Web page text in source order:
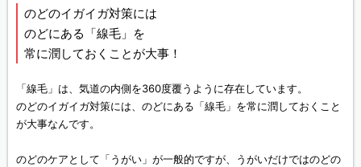
のどのイガイガ対策には
のどにある「線毛」を
常に潤しておくことが大事！
「線毛」は、気道の内側を360度覆うように存在しています。
のどのイガイガ対策には、のどにある「線毛」を常に潤しておくこと
が大事なんです。
のどのケアとして「うがい」が一般的ですが、うがいだけではのどの